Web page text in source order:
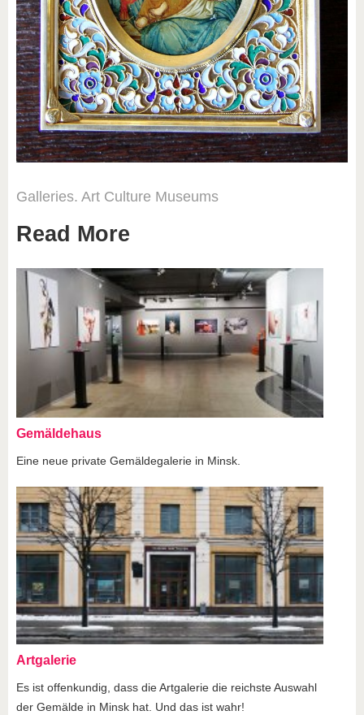
Galleries. Art Culture Museums
Read More
Gemäldehaus
Eine neue private Gemäldegalerie in Minsk.
Artgalerie
Es ist offenkundig, dass die Artgalerie die reichste Auswahl
der Gemälde in Minsk hat. Und das ist wahr!